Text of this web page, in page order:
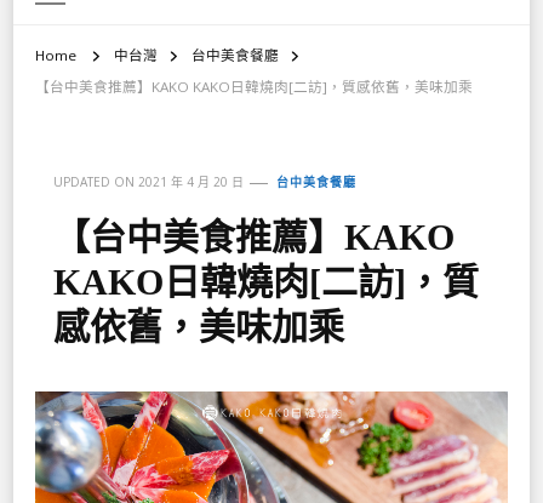
Home 中台灣
台中美食餐廳
【台中美食推薦】KAKO KAKO日韓燒肉[二訪]，質感依舊，美味加乘
UPDATED ON 2021 年 4 月 20 日 台中美食餐廳
【台中美食推薦】KAKO
KAKO日韓燒肉[二訪]，質
感依舊，美味加乘